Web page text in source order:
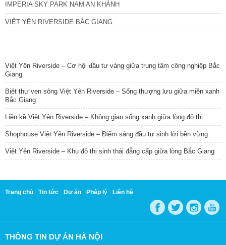
IMPERIA SKY PARK NAM AN KHÁNH
VIỆT YÊN RIVERSIDE BẮC GIANG
Việt Yên Riverside – Cơ hội đầu tư vàng giữa trung tâm công nghiệp Bắc
Giang
Biệt thự ven sông Việt Yên Riverside – Sống thượng lưu giữa miền xanh
Bắc Giang
Liền kề Việt Yên Riverside – Không gian sống xanh giữa lòng đô thị
Shophouse Việt Yên Riverside – Điểm sáng đầu tư sinh lời bền vững
Việt Yên Riverside – Khu đô thị sinh thái đẳng cấp giữa lòng Bắc Giang
Trang chủ Tin tức Dự án Pháp lý Liên hệ
THÔNG TIN DỰ ÁN HÀ NỘI